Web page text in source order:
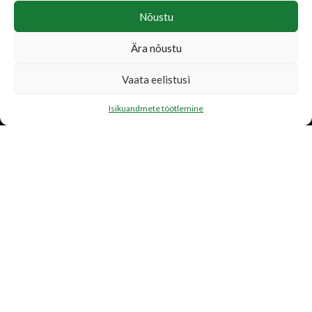
Nõustu
Ära nõustu
Vaata eelistusi
Isikuandmete töötlemine